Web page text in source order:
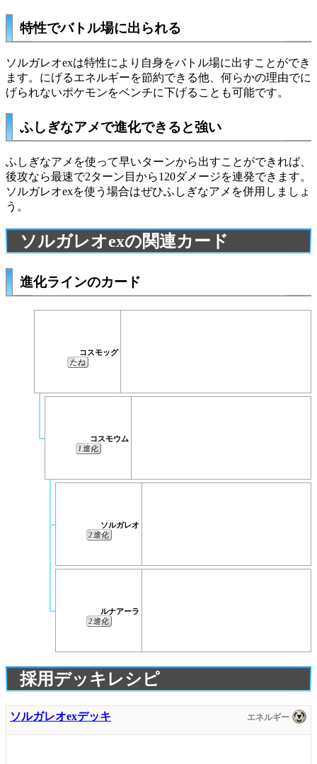
特性でバトル場に出られる
ソルガレオexは特性により自身をバトル場に出すことができ
ます。にげるエネルギーを節約できる他、何らかの理由でに
げられないポケモンをベンチに下げることも可能です。
ふしぎなアメで進化できると強い
ふしぎなアメ を使って早いターンから出すことができれば、
後攻なら最速で2ターン目から120ダメージを連発できます。
ソルガレオexを使う場合はぜひふしぎなアメを併用しましょ
う。
ソルガレオexの関連カード
進化ラインのカード
コスモッグ
たね
コスモウム
1進化
ソルガレオ
2進化
ルナアーラ
2進化
採用デッキレシピ
ソルガレオexデッキ